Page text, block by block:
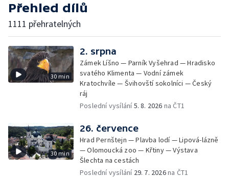
Přehled dílů
1111 přehratelných
30 min
2. srpna
Zámek Líšno — Parník Vyšehrad — Hradisko
svatého Klimenta — Vodní zámek
Kratochvíle — Švihovští sokolníci — Český
ráj
Poslední vysílání5. 8. 2026 na ČT1
30 min
26. července
Hrad Pernštejn — Plavba lodí — Lipová-lázně
— Olomoucká zoo — Křtiny — Výstava
Šlechta na cestách
Poslední vysílání 29. 7. 2026na ČT1